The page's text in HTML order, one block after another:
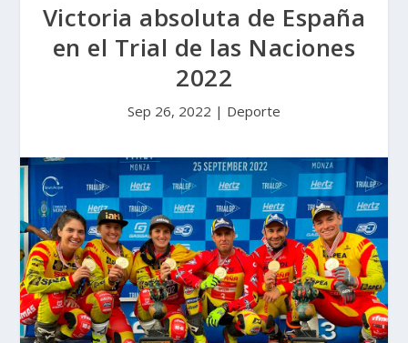
Victoria absoluta de España
en el Trial de las Naciones
2022
Sep 26, 2022 | Deporte